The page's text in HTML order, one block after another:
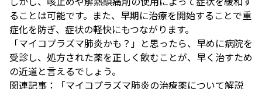
ることは可能です。また、早期に治療を開始することで重
症化を防ぎ、症状の軽快にもつながります。
「マイコプラズマ肺炎かも？」と思ったら、早めに病院を
受診し、処方された薬を正しく飲むことが、早く治すため
の近道と言えるでしょう。
関連記事：
「マイコプラズマ肺炎の治療薬について解説